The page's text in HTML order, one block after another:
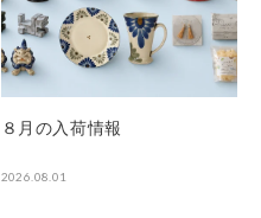
８月の入荷情報
2026.08.01